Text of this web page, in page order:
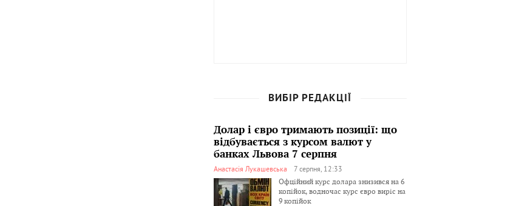
ВИБІР РЕДАКЦІЇ
Долар і євро тримають позиції: що
відбувається з курсом валют у
банках Львова 7 серпня
Анастасія Лукашевська
7 серпня, 12:33
Офційний курс долара знизився на 6
копійок, водночас курс євро виріс на
9 копійок